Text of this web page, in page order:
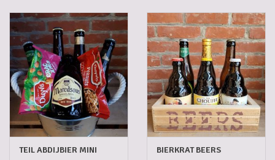
Geschenken
Glazen
Lege kratten
Manden/Kratten
TEIL ABDIJBIER MINI
BIERKRAT BEERS